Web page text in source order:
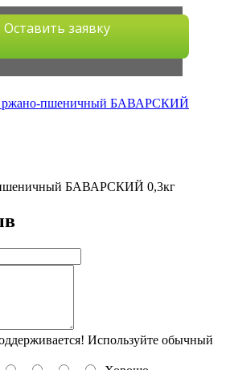
Оставить заявку
пшеничный БАВАРСКИЙ 0,3кг
Используйте обычный